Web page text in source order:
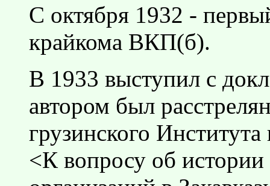
С октября 1932 -
крайкома ВКП(б).
В 1933 выступил с
автором был
грузинского
<К вопросу об